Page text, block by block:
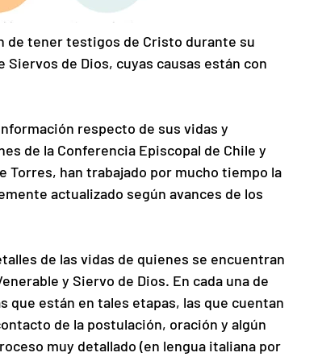
de tener testigos de Cristo durante su
de Dios, cuyas causas están con
respecto de sus vidas y
de la Conferencia Episcopal de Chile y
Torres, han trabajado por mucho tiempo la
actualizado según avances de los
de las vidas de quienes se encuentran
y Siervo de Dios. En cada una de
que están en tales etapas, las que cuentan
de la postulación, oración y algún
muy detallado (en lengua italiana por